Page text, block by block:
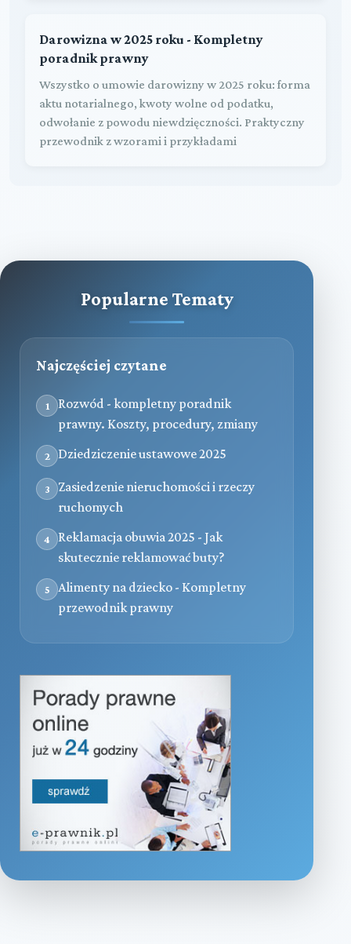
Darowizna w 2025 roku - Kompletny
poradnik prawny
Wszystko o umowie darowizny w 2025 roku: forma
aktu notarialnego, kwoty wolne od podatku,
odwołanie z powodu niewdzięczności. Praktyczny
przewodnik z wzorami i przykładami
Popularne Tematy
Najczęściej czytane
1
Rozwód - kompletny poradnik
prawny. Koszty, procedury, zmiany
2 Dziedziczenie ustawowe 2025
3
Zasiedzenie nieruchomości i rzeczy
ruchomych
4
Reklamacja obuwia 2025 - Jak
skutecznie reklamować buty?
5
Alimenty na dziecko - Kompletny
przewodnik prawny